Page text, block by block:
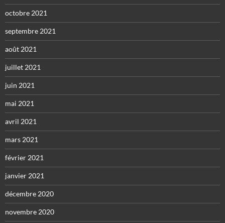
octobre 2021
septembre 2021
août 2021
juillet 2021
juin 2021
mai 2021
avril 2021
mars 2021
février 2021
janvier 2021
décembre 2020
novembre 2020